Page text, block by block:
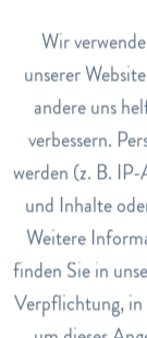
Alkohol
Anwendung
Unverdünnt 10
abends, bis zu
Anwendung.
Hinweise
Verwenden Sie
nur auf
benötigen Sie
Interdentalbürste.
Funktionale
Marketing
Tracking
Service
Wir
unserer
andere uns
verbessern.
werden (z. B. IP-
und Inhalte
Weitere
finden Sie in
Verpflichtung, in